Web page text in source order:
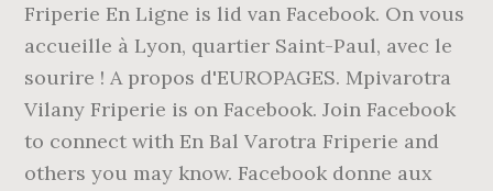
Friperie En Ligne is lid van Facebook. On vous
accueille à Lyon, quartier Saint-Paul, avec le
sourire ! A propos d'EUROPAGES. Mpivarotra
Vilany Friperie is on Facebook. Join Facebook
to connect with En Bal Varotra Friperie and
others you may know. Facebook donne aux